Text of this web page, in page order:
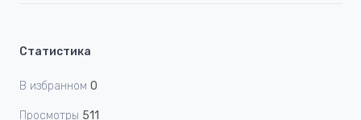
Статистика
В избранном 0
Просмотры 511